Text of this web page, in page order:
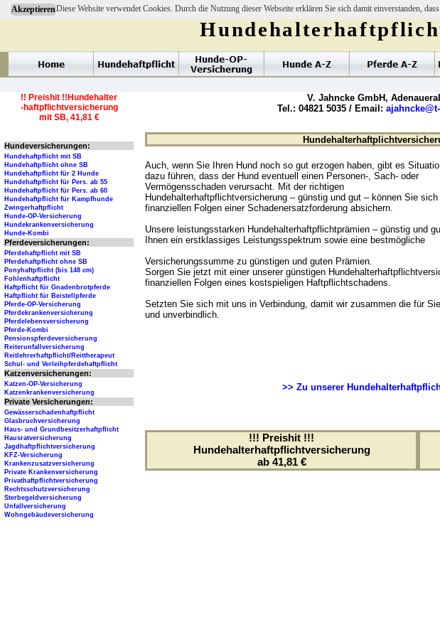
AkzeptierenDiese Website verwendet Cookies. Durch die Nutzung dieser Webseite erklären Sie sich damit einverstanden,
Auch, wenn Sie Ihren Hund noch so gut erzogen haben, gibt es
dazu führen, dass der Hund eventuell einen Personen-, Sach- oder
Vermögensschaden verursacht. Mit der richtigen
Hundehalterhaftpflichtversicherung – günstig und gut – können Sie
finanziellen Folgen einer Schadenersatzforderung absichern.
Unsere leistungsstarken Hundehalterhaftpflichtprämien – günstig und
Ihnen ein erstklassiges Leistungsspektrum sowie eine bestmögliche
Versicherungssumme zu günstigen und guten Prämien.
Sorgen Sie jetzt mit einer unserer günstigen
finanziellen Folgen eines kostspieligen Haftpflichtschadens.
Setzten Sie sich mit uns in Verbindung, damit wir zusammen die für
und unverbindlich.
>> Zu unserer
!!! Preishit !!!
Hundehalterhaftpflichtversicherung
ab 41,81 €
V. Jahncke GmbH,
Tel.: 04821 5035 / Email:
!! Preishit !!Hundehalter
-haftpflichtversicherung
mit SB, 41,81 €
Hundeversicherungen:
Hundehaftpflicht mit SB
Hundehaftpflicht ohne SB
Hundehaftpflicht für 2 Hunde
Hundehaftpflicht für Pers. ab 55
Hundehaftpflicht für Pers. ab 60
Hundehaftpflicht für Kampfhunde
Zwingerhaftpflicht
Hunde-OP-Versicherung
Hundekrankenversicherung
Hunde-Kombi
Pferdeversicherungen:
Pferdehaftpflicht mit SB
Pferdehaftpflicht ohne SB
Ponyhaftpflicht (bis 148 cm)
Fohlenhaftpflicht
Haftpflicht für Gnadenbrotpferde
Haftpflicht für Beistellpferde
Pferde-OP-Versicherung
Pferdekrankenversicherung
Pferdelebensversicherung
Pferde-Kombi
Pensionspferdeversicherung
Reiterunfallversicherung
Reitlehrerhaftpflicht/Reittherapeut
Schul- und Verleihpferdehaftpflicht
Katzenversicherungen:
Katzen-OP-Versicherung
Katzenkrankenversicherung
Private Versicherungen:
Gewässerschadenhaftpflicht
Glasbruchversicherung
Haus- und Grundbesitzerhaftpflicht
Hausratversicherung
Jagdhaftpflichtversicherung
KFZ-Versicherung
Krankenzusatzversicherung
Private Krankenversicherung
Privathaftpflichtversicherung
Rechtsschutzversicherung
Sterbegeldversicherung
Unfallversicherung
Wohngebäudeversicherung